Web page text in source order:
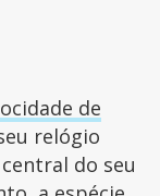
de
relógio
do seu